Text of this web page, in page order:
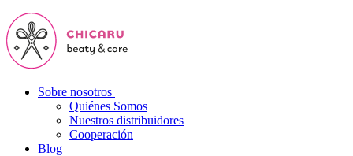
Sobre nosotros
Quiénes Somos
Nuestros distribuidores
Cooperación
Blog